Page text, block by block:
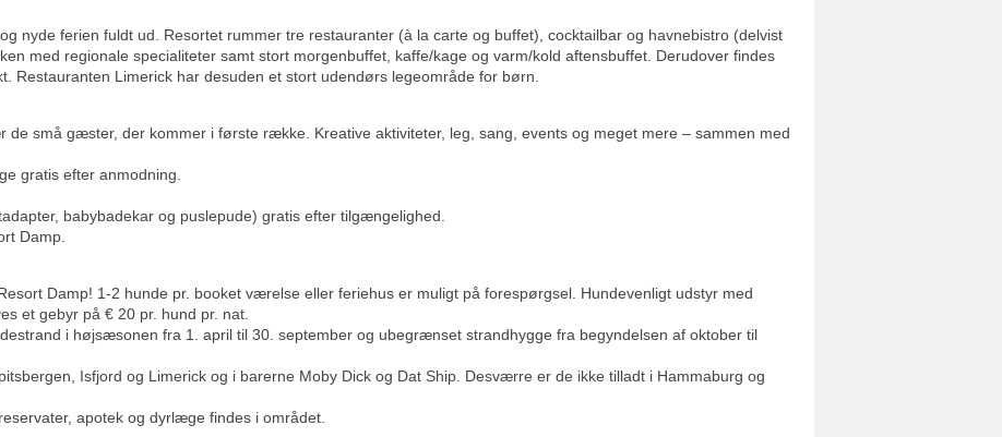
nyde ferien fuldt ud. Resortet rummer tre restauranter (à la carte og buffet), cocktailbar og havnebistro (delvist
med regionale specialiteter samt stort morgenbuffet, kaffe/kage og varm/kold aftensbuffet. Derudover findes
Restauranten Limerick har desuden et stort udendørs legeområde for børn.
de små gæster, der kommer i første række. Kreative aktiviteter, leg, sang, events og meget mere – sammen med
gratis efter anmodning.
babybadekar og puslepude) gratis efter tilgængelighed.
Damp.
Damp! 1-2 hunde pr. booket værelse eller feriehus er muligt på forespørgsel. Hundevenligt udstyr med
et gebyr på € 20 pr. hund pr. nat.
i højsæsonen fra 1. april til 30. september og ubegrænset strandhygge fra begyndelsen af oktober til
Isfjord og Limerick og i barerne Moby Dick og Dat Ship. Desværre er de ikke tilladt i Hammaburg og
apotek og dyrlæge findes i området.